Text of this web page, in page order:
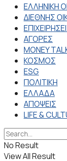
ΕΛΛΗΝΙΚΗ
ΔΙΕΘΝΗΣ
ΑΓΟΡΕΣ
MONEY
ΚΟΣΜΟΣ
ESG
ΠΟΛΙΤΙΚΗ
ΕΛΛΑΔΑ
ΑΠΟΨΕΙΣ
LIFE &
No Result
View All Result